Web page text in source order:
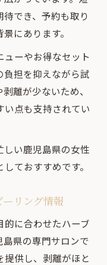
でき、予約も取り
にあります。
ーやお得なセット
負担を抑えながら試
離が少ないため、
点も支持されてい
しい鹿児島県の女性
ておすすめです。
リング情報
的に合わせたハーブ
県の専門サロンで
供し、剥離がほと